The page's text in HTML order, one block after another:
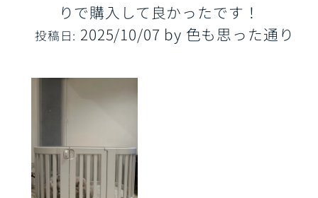
りで購入して良かったです！
投稿日: 2025/10/07 by 色も思った通り